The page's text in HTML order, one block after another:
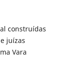
construídas
juízas
Vara